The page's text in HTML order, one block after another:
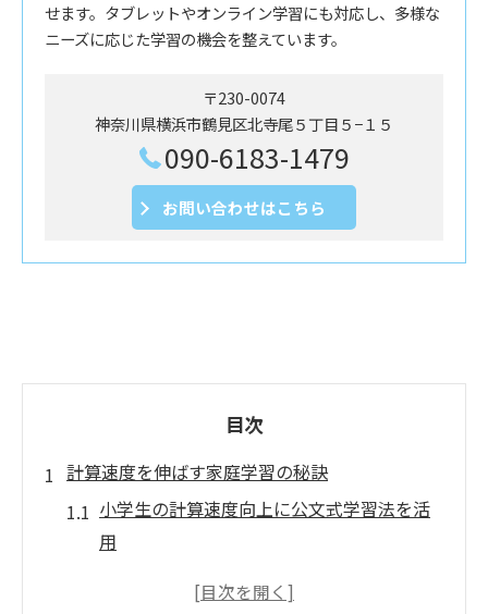
せます。タブレットやオンライン学習にも対応し、多様な
ニーズに応じた学習の機会を整えています。
〒230-0074
神奈川県横浜市鶴見区北寺尾５丁目５−１５
090-6183-1479
お問い合わせはこちら
目次
計算速度を伸ばす家庭学習の秘訣
小学生の計算速度向上に公文式学習法を活
用
計算ドリルで身につく家庭学習のコツ